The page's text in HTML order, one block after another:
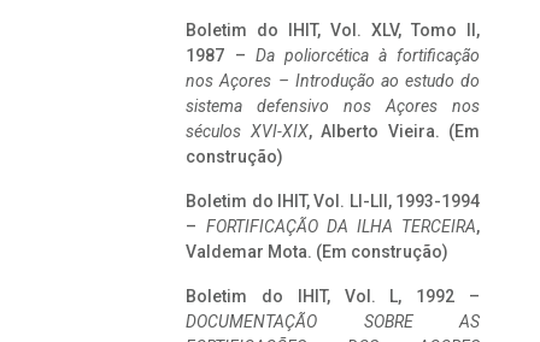
Boletim do IHIT, Vol. XLV, Tomo II,
1987 – Da poliorcética à fortificação
nos Açores – Introdução ao estudo do
sistema defensivo nos Açores nos
séculos XVI-XIX, Alberto Vieira. (Em
construção)
Boletim do IHIT, Vol. LI-LII, 1993-1994
– FORTIFICAÇÃO DA ILHA TERCEIRA,
Valdemar Mota. (Em construção)
Boletim do IHIT, Vol. L, 1992 –
DOCUMENTAÇÃO SOBRE AS